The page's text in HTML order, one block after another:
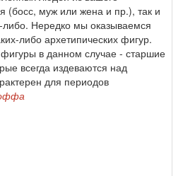
(босс, муж или жена и пр.), так и
Нередко мы оказываемся
либо архетипических фигур.
в данном случае - старшие
всегда издеваются над
для периодов